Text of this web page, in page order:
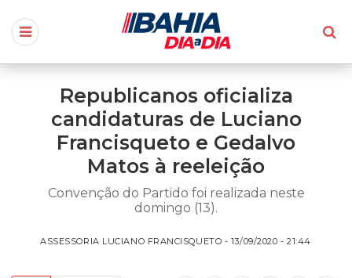
Republicanos oficializa
candidaturas de Luciano
Francisqueto e Gedalvo
Matos à reeleição
Convenção do Partido foi realizada neste
domingo (13).
ASSESSORIA LUCIANO FRANCISQUETO - 13/09/2020 - 21:44